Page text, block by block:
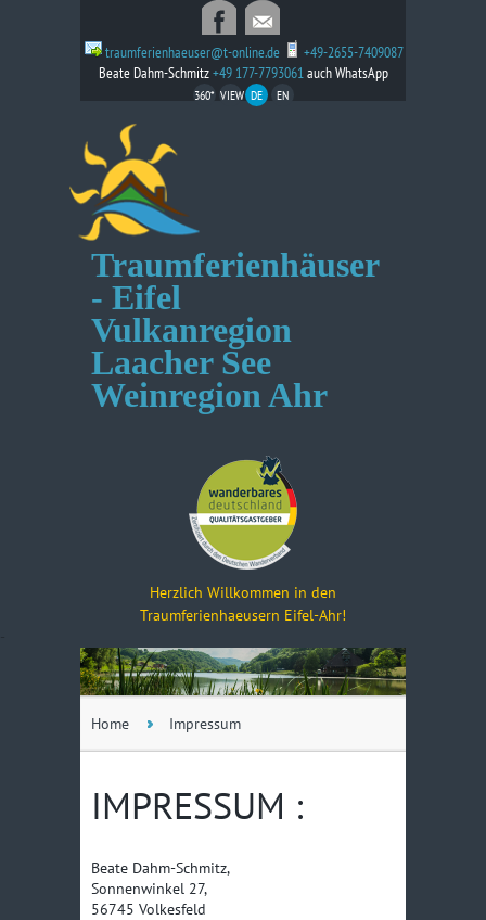
traumferienhaeuser@t-online.de
+49-2655-7409087
Beate Dahm-Schmitz+49 177-7793061auch WhatsApp
360* VIEW DE EN
Traumferienhäuser
- Eifel
Vulkanregion
Laacher See
Weinregion Ahr
Herzlich Willkommen in den
Traumferienhaeusern Eifel-Ahr!
Home Impressum
IMPRESSUM :
Beate Dahm-Schmitz,
Sonnenwinkel 27,
56745 Volkesfeld